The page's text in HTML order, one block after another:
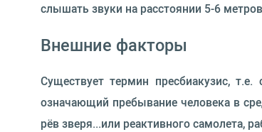
слышать звуки на расстоянии 5-6
Внешние факторы
Существует термин пресбиакузис,
означающий пребывание человека в
рёв зверя...или реактивного самолета,